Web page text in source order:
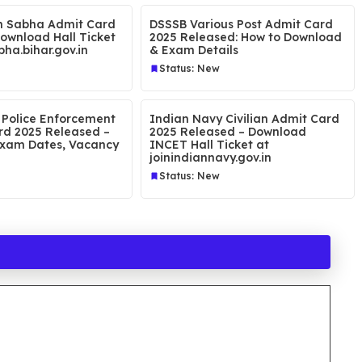
Sabha Admit Card
Hall Ticket
DSSSB Various Post Admit Card
2025 Released: How to Download
& Exam Details
Status: New
Police Enforcement
2025 Released –
Dates, Vacancy
Indian Navy Civilian Admit Card
2025 Released – Download
INCET Hall Ticket at
joinindiannavy.gov.in
Status: New